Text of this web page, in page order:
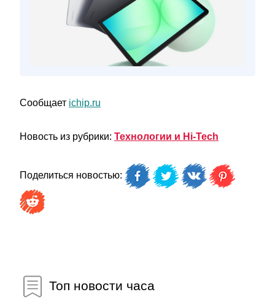
Сообщает ichip.ru
Новость из рубрики: Технологии и Hi-Tech
Поделиться новостью:
Топ новости часа